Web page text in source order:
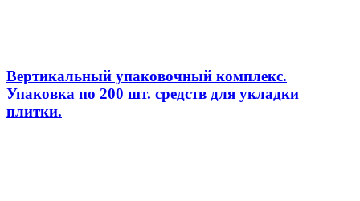
Вертикальный упаковочный комплекс.
Упаковка по 200 шт. средств для укладки
плитки.